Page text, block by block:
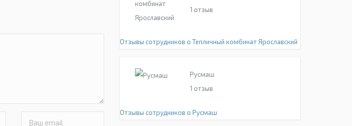
1 отзыв
Отзывы сотрудников о Тепличный комбинат Ярославский
Русмаш
1 отзыв
Отзывы сотрудников о Русмаш